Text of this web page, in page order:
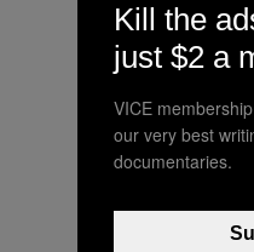
Kill the
just $2 a
VICE
our very best
documentaries.